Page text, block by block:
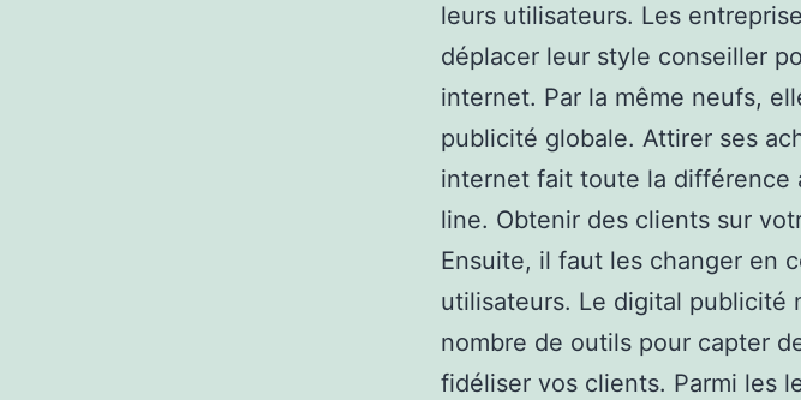
leurs utilisateurs. Les
déplacer leur style conseiller
internet. Par la même neufs,
publicité globale. Attirer ses
internet fait toute la différence
line. Obtenir des clients sur
Ensuite, il faut les changer en
utilisateurs. Le digital publicité
nombre de outils pour capter
fidéliser vos clients. Parmi les